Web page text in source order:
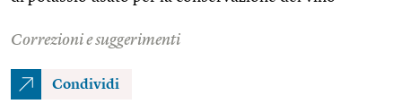
Correzioni e suggerimenti
Condividi